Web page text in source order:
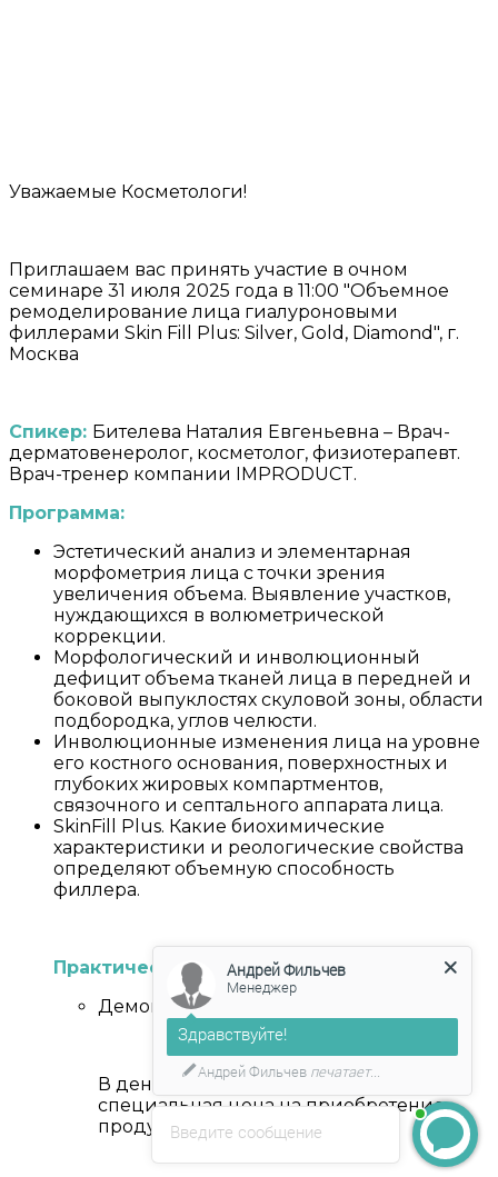
Уважаемые Косметологи!
Приглашаем вас принять участие в очном
семинаре 31 июля 2025 года в 11:00 "Объемное
ремоделирование лица гиалуроновыми
филлерами Skin Fill Plus: Silver, Gold, Diamond", г.
Москва
Спикер: Бителева Наталия Евгеньевна – Врач-
дерматовенеролог, косметолог, физиотерапевт.
Врач-тренер компании IMPRODUCT. ⠀
Программа:
Эстетический анализ и элементарная
морфометрия лица с точки зрения
увеличения объема. Выявление участков,
нуждающихся в волюметрической
коррекции.
Морфологический и инволюционный
дефицит объема тканей лица в передней и
боковой выпуклостях скуловой зоны, области
подбородка, углов челюсти.
Инволюционные изменения лица на уровне
его костного основания, поверхностных и
глубоких жировых компартментов,
связочного и септального аппарата лица.
SkinFill Plus. Какие биохимические
характеристики и реологические свойства
определяют объемную способность
филлера.
Практическая часть.
Демонстрация процедур на моделях.
В день семинара предоставляется
специальная цена на приобретение
продукции SkinFill Plus.
Введите сообщение
Андрей Фильчев
Менеджер
Здравствуйте!
Андрей Фильчев печатает...